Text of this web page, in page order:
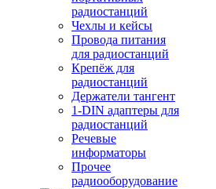
радиостанций
Чехлы и кейсы
Провода питания
для радиостанций
Крепёж для
радиостанций
Держатели тангент
1-DIN адаптеры для
радиостанций
Речевые
информаторы
Прочее
радиооборудование